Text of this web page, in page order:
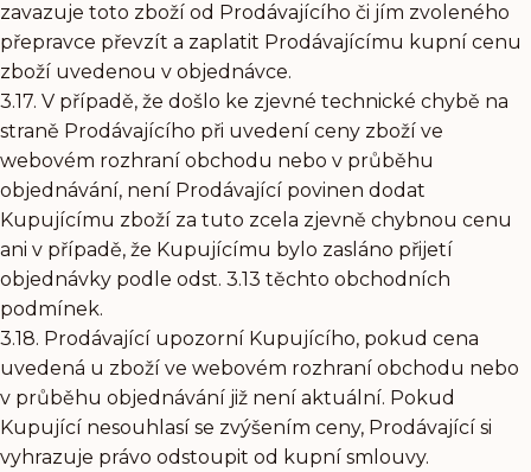
zavazuje toto zboží od Prodávajícího či jím zvoleného
přepravce převzít a zaplatit Prodávajícímu kupní cenu
zboží uvedenou v objednávce.
3.17. V případě, že došlo ke zjevné technické chybě na
straně Prodávajícího při uvedení ceny zboží ve
webovém rozhraní obchodu nebo v průběhu
objednávání, není Prodávající povinen dodat
Kupujícímu zboží za tuto zcela zjevně chybnou cenu
ani v případě, že Kupujícímu bylo zasláno přijetí
objednávky podle odst. 3.13 těchto obchodních
podmínek.
3.18. Prodávající upozorní Kupujícího, pokud cena
uvedená u zboží ve webovém rozhraní obchodu nebo
v průběhu objednávání již není aktuální. Pokud
Kupující nesouhlasí se zvýšením ceny, Prodávající si
vyhrazuje právo odstoupit od kupní smlouvy.